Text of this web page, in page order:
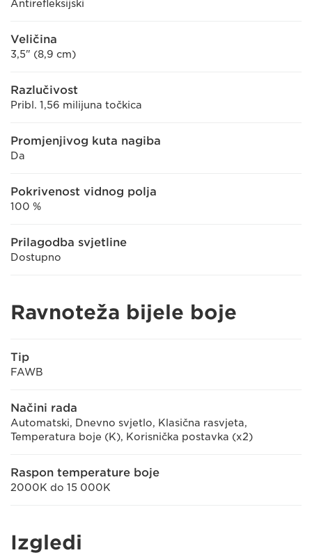
Antirefleksijski
Veličina
3,5" (8,9 cm)
Razlučivost
Pribl. 1,56 milijuna točkica
Promjenjivog kuta nagiba
Da
Pokrivenost vidnog polja
100 %
Prilagodba svjetline
Dostupno
Ravnoteža bijele boje
Tip
FAWB
Načini rada
Automatski, Dnevno svjetlo, Klasična rasvjeta,
Temperatura boje (K), Korisnička postavka (x2)
Raspon temperature boje
2000K do 15 000K
Izgledi